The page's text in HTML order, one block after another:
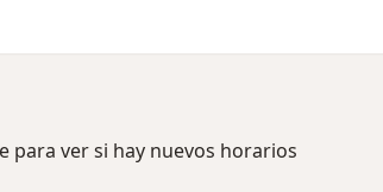
para ver si hay nuevos horarios